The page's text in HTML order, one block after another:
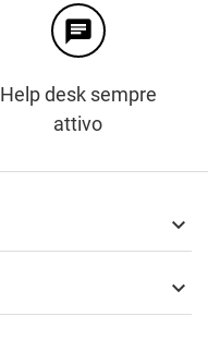
chat
Help desk sempre
attivo

